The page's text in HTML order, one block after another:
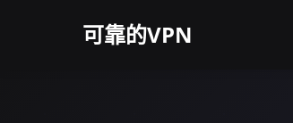
可靠的VPN